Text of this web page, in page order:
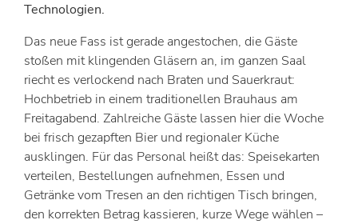
Technologien.
Das neue Fass ist gerade angestochen, die Gäste
stoßen mit klingenden Gläsern an, im ganzen Saal
riecht es verlockend nach Braten und Sauerkraut:
Hochbetrieb in einem traditionellen Brauhaus am
Freitagabend. Zahlreiche Gäste lassen hier die Woche
bei frisch gezapften Bier und regionaler Küche
ausklingen. Für das Personal heißt das: Speisekarten
verteilen, Bestellungen aufnehmen, Essen und
Getränke vom Tresen an den richtigen Tisch bringen,
den korrekten Betrag kassieren, kurze Wege wählen –